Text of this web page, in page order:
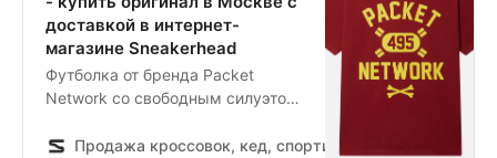
плотности — Свободный крой —
Эластичный воротник и манжеты
— Контрастный принт Packet
Network с обилием
стилизован под культовый
доставкой в интернет-
магазине Sneakerhead
Футболка от бренда Packet
Network со свободным силуэтом
гардероба. Модель сшита из
Продажа кроссовок, кед, спортивной обуви и